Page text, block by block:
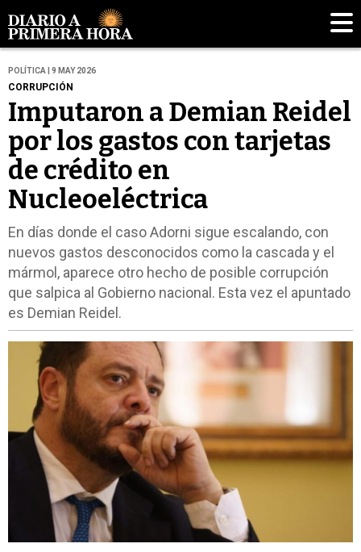
POLÍTICA | 9 MAY 2026
CORRUPCIÓN
Imputaron a Demian Reidel
por los gastos con tarjetas
de crédito en
Nucleoeléctrica
En días donde el caso Adorni sigue escalando, con
nuevos gastos desconocidos como la cascada y el
mármol, aparece otro hecho de posible corrupción
que salpica al Gobierno nacional. Esta vez el apuntado
es Demian Reidel.